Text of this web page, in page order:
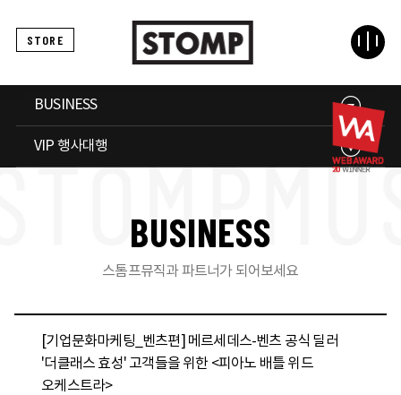
STORE
BUSINESS
VIP 행사대행
BUSINESS
스톰프뮤직과 파트너가 되어보세요
[기업문화마케팅_벤츠편] 메르세데스-벤츠 공식 딜러
'더클래스 효성' 고객들을 위한 <피아노 배틀 위드
오케스트라>